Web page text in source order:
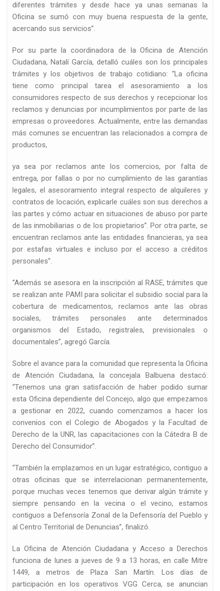
diferentes trámites y desde hace ya unas semanas la
Oficina se sumó con muy buena respuesta de la gente,
acercando sus servicios”.
Por su parte la coordinadora de la Oficina de Atención
Ciudadana, Natalí García, detalló cuáles son los principales
trámites y los objetivos de trabajo cotidiano: “La oficina
tiene como principal tarea el asesoramiento a los
consumidores respecto de sus derechos y recepcionar los
reclamos y denuncias por incumplimientos por parte de las
empresas o proveedores. Actualmente, entre las demandas
más comunes se encuentran las relacionados a compra de
productos,
ya sea por reclamos ante los comercios, por falta de
entrega, por fallas o por no cumplimiento de las garantías
legales, el asesoramiento integral respecto de alquileres y
contratos de locación, explicarle cuáles son sus derechos a
las partes y cómo actuar en situaciones de abuso por parte
de las inmobiliarias o de los propietarios”. Por otra parte, se
encuentran reclamos ante las entidades financieras, ya sea
por estafas virtuales e incluso por el acceso a créditos
personales”.
“Además se asesora en la inscripción al RASE, trámites que
se realizan ante PAMI para solicitar el subsidio social para la
cobertura de medicamentos, reclamos ante las obras
sociales, trámites personales ante determinados
organismos del Estado, registrales, previsionales o
documentales”, agregó García.
Sobre el avance para la comunidad que representa la Oficina
de Atención Ciudadana, la concejala Balbuena destacó:
“Tenemos una gran satisfacción de haber podido sumar
esta Oficina dependiente del Concejo, algo que empezamos
a gestionar en 2022, cuando comenzamos a hacer los
convenios con el Colegio de Abogados y la Facultad de
Derecho de la UNR, las capacitaciones con la Cátedra B de
Derecho del Consumidor”.
“También la emplazamos en un lugar estratégico, contiguo a
otras oficinas que se interrelacionan permanentemente,
porque muchas veces tenemos que derivar algún trámite y
siempre pensando en la vecina o el vecino, estamos
contiguos a Defensoría Zonal de la Defensoría del Pueblo y
al Centro Territorial de Denuncias”, finalizó.
La Oficina de Atención Ciudadana y Acceso a Derechos
funciona de lunes a jueves de 9 a 13 horas, en calle Mitre
1449, a metros de Plaza San Martín. Los días de
participación en los operativos VGG Cerca, se anuncian